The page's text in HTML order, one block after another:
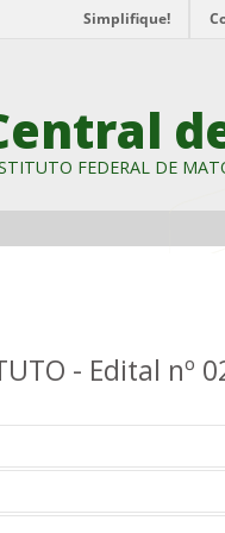
Simplifique!
FEDERAL DE
- Edital nº
à seleção de